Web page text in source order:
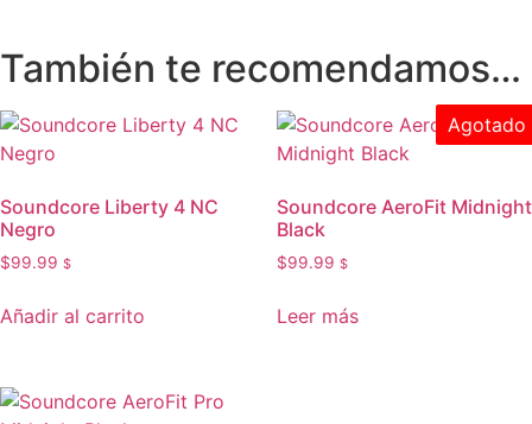
También te recomendamos…
Soundcore Liberty 4 NC
Negro
$99.99 $
Añadir al carrito
Agotado
Soundcore AeroFit Midnight
Black
$99.99 $
Leer más